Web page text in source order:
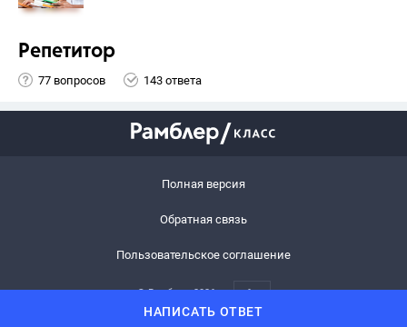
НАПИСАТЬ ОТВЕТ
Репетитор
77 вопросов 143 ответа
Полная версия
Обратная связь
Пользовательское соглашение
© Рамблер,2026 6+